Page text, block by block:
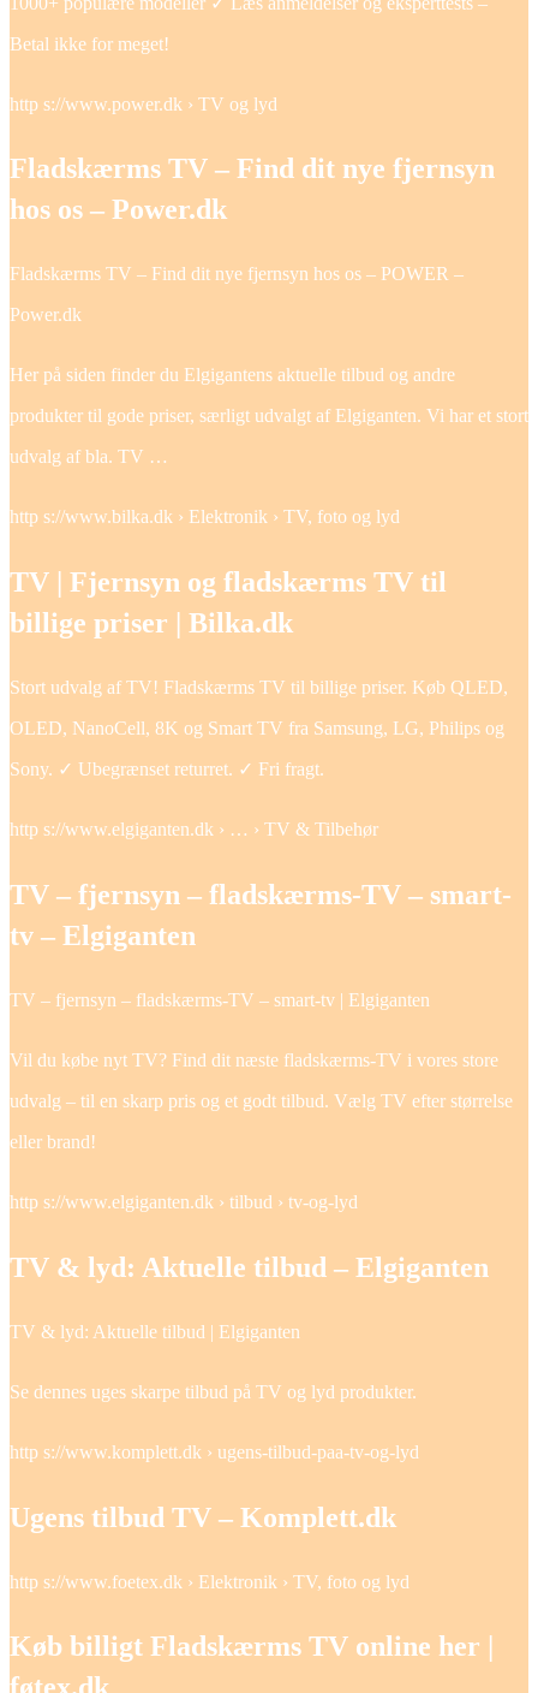
Betal ikke for meget!
http s://www.power.dk › TV og lyd
Fladskærms TV – Find dit nye fjernsyn
hos os – Power.dk
Fladskærms TV – Find dit nye fjernsyn hos os – POWER –
Power.dk
Her på siden finder du Elgigantens aktuelle tilbud og andre
produkter til gode priser, særligt udvalgt af Elgiganten. Vi har et stort
udvalg af bla. TV …
http s://www.bilka.dk › Elektronik › TV, foto og lyd
TV | Fjernsyn og fladskærms TV til
billige priser | Bilka.dk
Stort udvalg af TV! Fladskærms TV til billige priser. Køb QLED,
OLED, NanoCell, 8K og Smart TV fra Samsung, LG, Philips og
Sony. ✓ Ubegrænset returret. ✓ Fri fragt.
http s://www.elgiganten.dk › … › TV & Tilbehør
TV – fjernsyn – fladskærms-TV – smart-
tv – Elgiganten
TV – fjernsyn – fladskærms-TV – smart-tv | Elgiganten
Vil du købe nyt TV? Find dit næste fladskærms-TV i vores store
udvalg – til en skarp pris og et godt tilbud. Vælg TV efter størrelse
eller brand!
http s://www.elgiganten.dk › tilbud › tv-og-lyd
TV & lyd: Aktuelle tilbud – Elgiganten
TV & lyd: Aktuelle tilbud | Elgiganten
Se dennes uges skarpe tilbud på TV og lyd produkter.
http s://www.komplett.dk › ugens-tilbud-paa-tv-og-lyd
Ugens tilbud TV – Komplett.dk
http s://www.foetex.dk › Elektronik › TV, foto og lyd
Køb billigt Fladskærms TV online her |